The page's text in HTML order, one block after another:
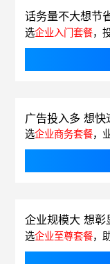
话务量不大想节
选企业入门套餐，
广告投入多 想快
选企业商务套餐，
企业规模大 想彰
选企业至尊套餐，